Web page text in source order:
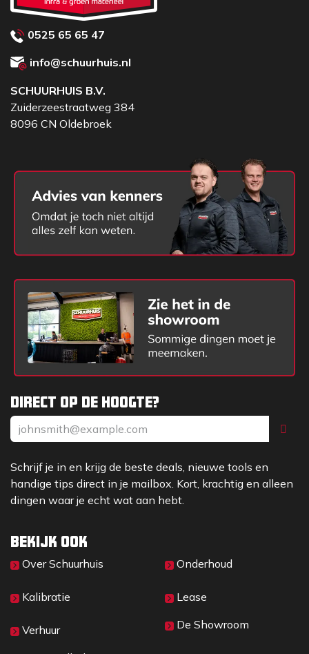
Direct op de hoogte?
Schrijf je in en krijg de beste deals, nieuwe tools en
handige tips direct in je mailbox. Kort, krachtig en alleen
dingen waar je echt wat aan hebt.
Bekijk ook
Over Sc​huurhuis
Kalibratie
Verhuur
Onderhoud
Lease
De Showroom
0525 65 65 47
info@schuurhuis.nl
SCHUURHUIS B.V.
Zuiderzeestraatweg 384
8096 CN Oldebroek